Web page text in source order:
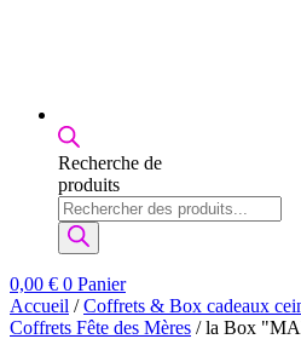
Recherche de
produits
0,00 € 0 Panier
Accueil /Coffrets & Box cadeaux
Coffrets Fête des Mères / la Box